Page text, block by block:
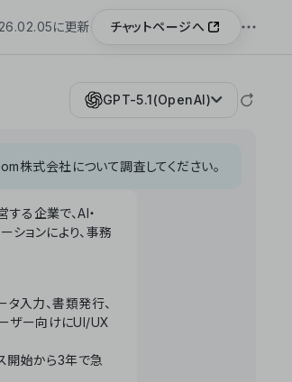
に更新 チャットページへ
GPT-5.1(OpenAI)
株式会社について調査してください。
る企業で、AI・
ションにより、事務
入力、書類発行、
ザー向けにUI/UX
始から3年で急